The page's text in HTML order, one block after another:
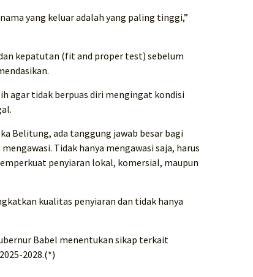
yang keluar adalah yang paling tinggi,”
kepatutan (fit and proper test) sebelum
agar tidak berpuas diri mengingat kondisi
Belitung, ada tanggung jawab besar bagi
Tidak hanya mengawasi saja, harus
penyiaran lokal, komersial, maupun
kualitas penyiaran dan tidak hanya
Babel menentukan sikap terkait
2028.(*)